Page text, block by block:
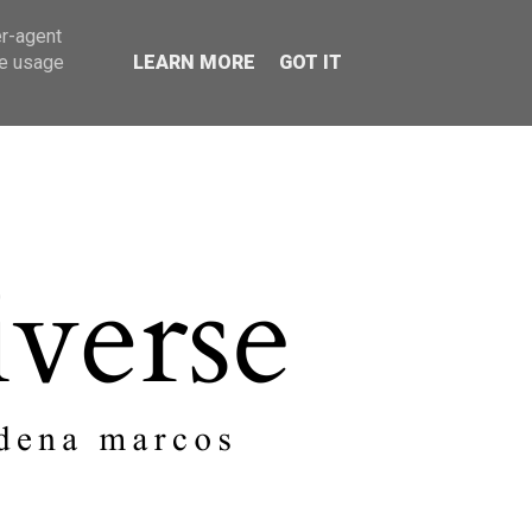
SOBRE MI
agent
usage
LEARN MORE GOT IT